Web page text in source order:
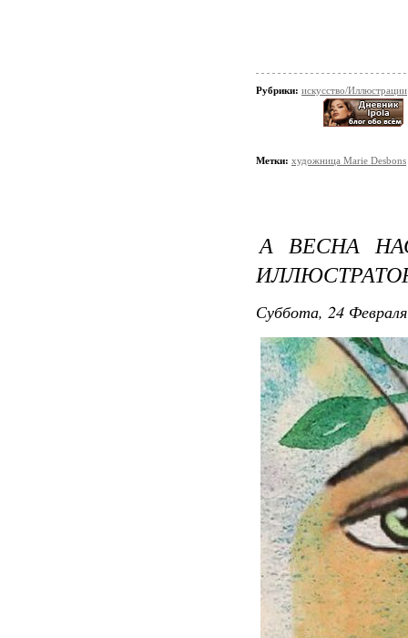
Рубрики: искусство/Иллюстрации
Метки: художница Marie Desbons
А ВЕСНА
Суббота, 24